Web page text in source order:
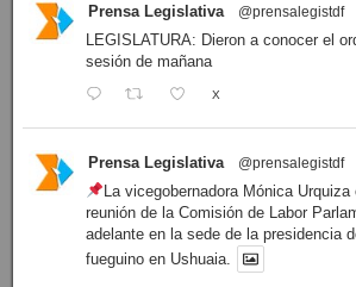
Prensa Legislativa @prensalegistdf
LEGISLATURA: Dieron a conocer el
sesión de mañana
X
Prensa Legislativa @prensalegistdf
La vicegobernadora Mónica Urquiza
reunión de la Comisión de Labor
adelante en la sede de la presidencia
fueguino en Ushuaia.